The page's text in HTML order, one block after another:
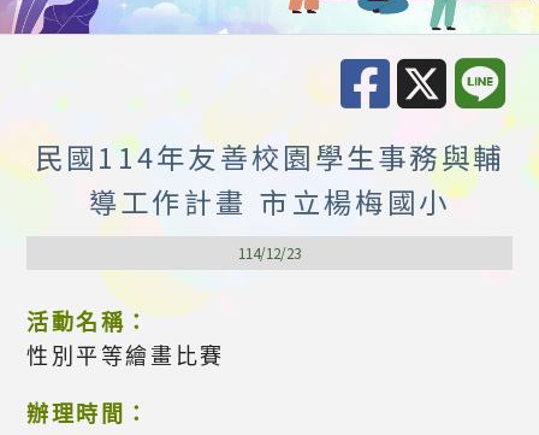
民國114年友善校園學生事務與輔
導工作計畫 市立楊梅國小
114/12/23
活動名稱：
性別平等繪畫比賽
辦理時間：